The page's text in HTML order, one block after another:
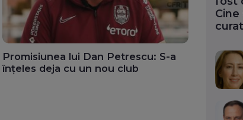
Promisiunea lui Dan Petrescu: S-a
înțeles deja cu un nou club